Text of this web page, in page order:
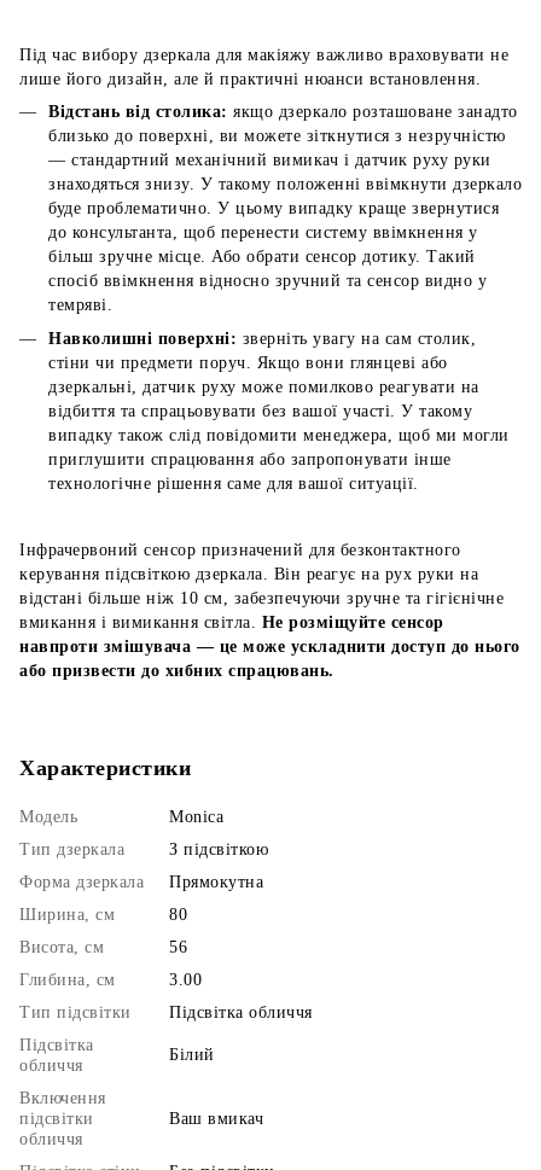
Під час вибору дзеркала для макіяжу важливо враховувати не
лише його дизайн, але й практичні нюанси встановлення.
Відстань від столика: якщо дзеркало розташоване занадто
близько до поверхні, ви можете зіткнутися з незручністю
— стандартний механічний вимикач і датчик руху руки
знаходяться знизу. У такому положенні ввімкнути дзеркало
буде проблематично. У цьому випадку краще звернутися
до консультанта, щоб перенести систему ввімкнення у
більш зручне місце. Або обрати сенсор дотику. Такий
спосіб ввімкнення відносно зручний та сенсор видно у
темряві.
Навколишні поверхні: зверніть увагу на сам столик,
стіни чи предмети поруч. Якщо вони глянцеві або
дзеркальні, датчик руху може помилково реагувати на
відбиття та спрацьовувати без вашої участі. У такому
випадку також слід повідомити менеджера, щоб ми могли
приглушити спрацювання або запропонувати інше
технологічне рішення саме для вашої ситуації.
Інфрачервоний сенсор призначений для безконтактного
керування підсвіткою дзеркала. Він реагує на рух руки на
відстані більше ніж 10 см, забезпечуючи зручне та гігієнічне
вмикання і вимикання світла. Не розміщуйте сенсор
навпроти змішувача — це може ускладнити доступ до нього
або призвести до хибних спрацювань.
Характеристики
Модель
Monica
Тип дзеркала
З підсвіткою
Форма дзеркала
Прямокутна
Ширина, см
80
Висота, см
56
Глибина, см
3.00
Тип підсвітки
Підсвітка обличчя
Підсвітка
обличчя
Білий
Включення
підсвітки
обличчя
Ваш вмикач